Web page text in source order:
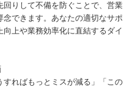
りして不備を防ぐことで、営業
できます。あなたの適切なサポ
上や業務効率化に直結するダイ
すればもっとミスが減る」「この